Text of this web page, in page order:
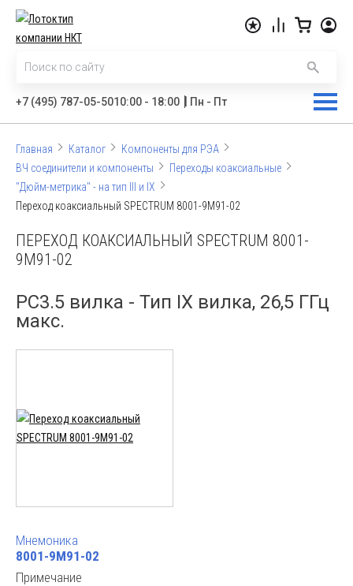
+7 (495) 787-05-5010:00 - 18:00 Пн - Пт
Главная Каталог
Компоненты для РЭА
ВЧ соединители и компоненты
Переходы коаксиальные
"Дюйм-метрика" - на тип III и IX
Переход коаксиальный SPECTRUM 8001-9M91-02
ПЕРЕХОД КОАКСИАЛЬНЫЙ SPECTRUM 8001-
9M91-02
PC3.5 вилка - Тип IX вилка, 26,5 ГГц
макс.
Мнемоника
8001-9M91-02
Примечание